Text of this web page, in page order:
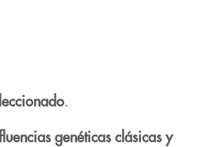
.
genéticas clásicas y